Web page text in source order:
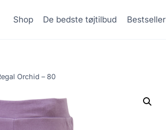
Shop De bedste tøjtilbud Bestseller
Orchid – 80